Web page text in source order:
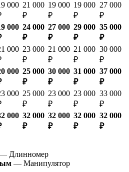
000 21 000
₽
19 000
₽
19 000
₽
27 000
₽
000 24 000
₽
27 000
₽
29 000
₽
35 000
₽
000 23 000
₽
21 000
₽
21 000
₽
30 000
₽
000 25 000
₽
30 000
₽
31 000
₽
37 000
₽
000 25 000
₽
23 000
₽
23 000
₽
33 000
₽
000 32 000
₽
32 000
₽
32 000
₽
32 000
₽
Длинномер
— Манипулятор